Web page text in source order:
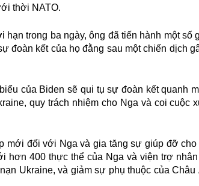
thời NATO.
hạn trong ba ngày, ông đã tiến hành một số
đoàn kết của họ đằng sau một chiến dịch
của Biden sẽ qui tụ sự đoàn kết quanh
quy trách nhiệm cho Nga và coi cuộc
mới đối với Nga và gia tăng sự giúp đỡ cho
hơn 400 thực thể của Nga và viện trợ
Ukraine, và giảm sự phụ thuộc của Châu